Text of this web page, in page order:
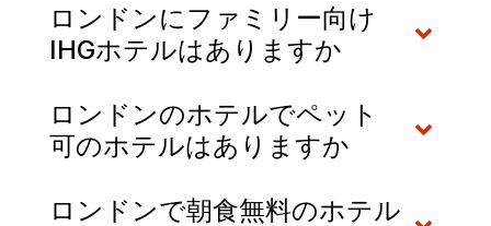
ロンドンにファミリー向け
IHGホテルはありますか
ロンドンのホテルでペット
可のホテルはありますか
ロンドンで朝食無料のホテル